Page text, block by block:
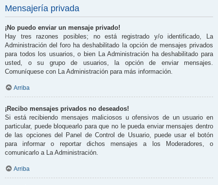
Mensajería privada
¡No puedo enviar un mensaje privado!
Hay tres razones posibles; no está registrado y/o identificado, La
Administración del foro ha deshabilitado la opción de mensajes privados
para todos los usuarios, o bien La Administración ha deshabilitado para
usted, o su grupo de usuarios, la opción de enviar mensajes.
Comuníquese con La Administración para más información.
Arriba
¡Recibo mensajes privados no deseados!
Si está recibiendo mensajes maliciosos u ofensivos de un usuario en
particular, puede bloquearlo para que no le pueda enviar mensajes dentro
de las opciones del Panel de Control de Usuario, puede usar el botón
para informar o reportar dichos mensajes a los Moderadores, o
comunicarlo a La Administración.
Arriba